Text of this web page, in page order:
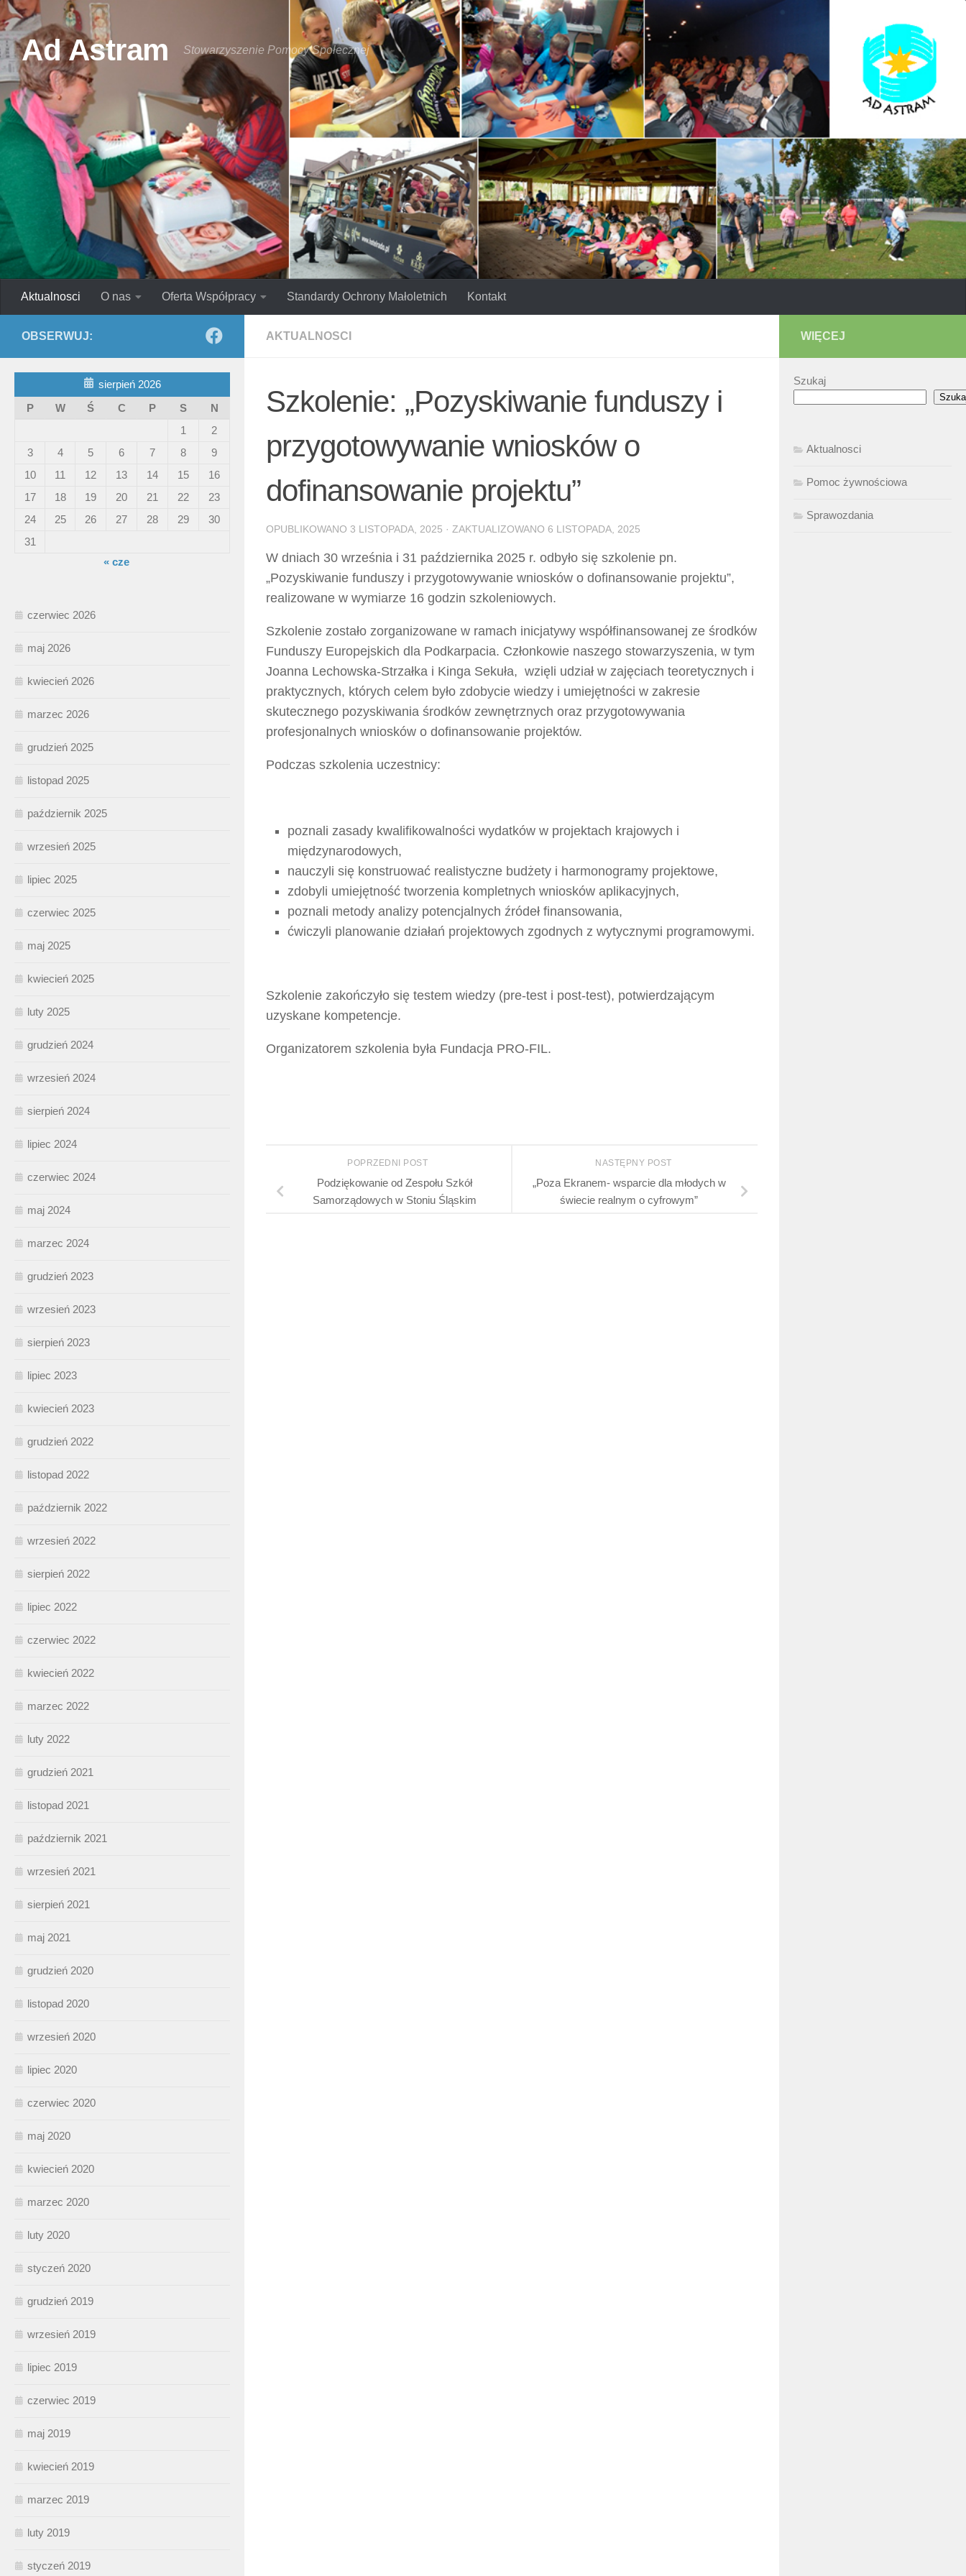
Skip to content
Ad Astram Stowarzyszenie Pomocy Społecznej
Aktualnosci O nas Oferta Współpracy Standardy Ochrony Małoletnich Kontakt
AKTUALNOSCI
Szkolenie: „Pozyskiwanie funduszy i
przygotowywanie wniosków o
dofinansowanie projektu”
OPUBLIKOWANO 3 LISTOPADA, 2025 · ZAKTUALIZOWANO 6 LISTOPADA, 2025
W dniach 30 września i 31 października 2025 r. odbyło się szkolenie pn.
„Pozyskiwanie funduszy i przygotowywanie wniosków o dofinansowanie projektu”,
realizowane w wymiarze 16 godzin szkoleniowych.
Szkolenie zostało zorganizowane w ramach inicjatywy współfinansowanej ze środków
Funduszy Europejskich dla Podkarpacia. Członkowie naszego stowarzyszenia, w tym
Joanna Lechowska-Strzałka i Kinga Sekuła, wzięli udział w zajęciach teoretycznych i
praktycznych, których celem było zdobycie wiedzy i umiejętności w zakresie
skutecznego pozyskiwania środków zewnętrznych oraz przygotowywania
profesjonalnych wniosków o dofinansowanie projektów.
Podczas szkolenia uczestnicy:
poznali zasady kwalifikowalności wydatków w projektach krajowych i
międzynarodowych,
nauczyli się konstruować realistyczne budżety i harmonogramy projektowe,
zdobyli umiejętność tworzenia kompletnych wniosków aplikacyjnych,
poznali metody analizy potencjalnych źródeł finansowania,
ćwiczyli planowanie działań projektowych zgodnych z wytycznymi programowymi.
Szkolenie zakończyło się testem wiedzy (pre-test i post-test), potwierdzającym
uzyskane kompetencje.
Organizatorem szkolenia była Fundacja PRO-FIL.
NASTĘPNY POST
„Poza Ekranem- wsparcie dla młodych w
świecie realnym o cyfrowym”
POPRZEDNI POST
Podziękowanie od Zespołu Szkół
Samorządowych w Stoniu Śląskim
OBSERWUJ:
sierpień 2026
P
W Ś C P S
N
1
2
3
4 5 6 7 8
9
10
11 12 13 14 15
16
17
18 19 20 21 22
23
24
25 26 27 28 29
30
31
« cze
czerwiec 2026
maj 2026
kwiecień 2026
marzec 2026
grudzień 2025
listopad 2025
październik 2025
wrzesień 2025
lipiec 2025
czerwiec 2025
maj 2025
kwiecień 2025
luty 2025
grudzień 2024
wrzesień 2024
sierpień 2024
lipiec 2024
czerwiec 2024
maj 2024
marzec 2024
grudzień 2023
wrzesień 2023
sierpień 2023
lipiec 2023
kwiecień 2023
grudzień 2022
listopad 2022
październik 2022
wrzesień 2022
sierpień 2022
lipiec 2022
czerwiec 2022
kwiecień 2022
marzec 2022
luty 2022
grudzień 2021
listopad 2021
październik 2021
wrzesień 2021
sierpień 2021
maj 2021
grudzień 2020
listopad 2020
wrzesień 2020
lipiec 2020
czerwiec 2020
maj 2020
kwiecień 2020
marzec 2020
luty 2020
styczeń 2020
grudzień 2019
wrzesień 2019
lipiec 2019
czerwiec 2019
maj 2019
kwiecień 2019
marzec 2019
luty 2019
styczeń 2019
WIĘCEJ
Szukaj
Aktualnosci
Pomoc żywnościowa
Sprawozdania